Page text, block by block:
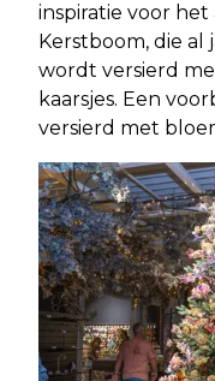
inspiratie voor
Kerstboom, die
wordt versierd
kaarsjes. Een
versierd met